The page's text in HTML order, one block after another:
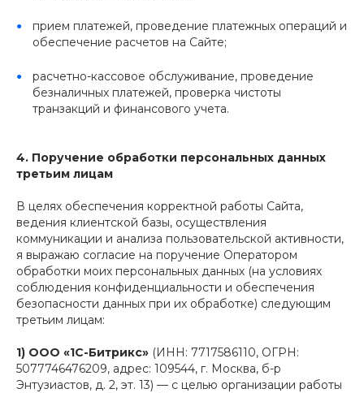
прием платежей, проведение платежных операций и
обеспечение расчетов на Сайте;
расчетно-кассовое обслуживание, проведение
безналичных платежей, проверка чистоты
транзакций и финансового учета.
4. Поручение обработки персональных данных
третьим лицам
В целях обеспечения корректной работы Сайта,
ведения клиентской базы, осуществления
коммуникации и анализа пользовательской активности,
я выражаю согласие на поручение Оператором
обработки моих персональных данных (на условиях
соблюдения конфиденциальности и обеспечения
безопасности данных при их обработке) следующим
третьим лицам:
1) ООО «1С-Битрикс» (ИНН: 7717586110, ОГРН:
5077746476209, адрес: 109544, г. Москва, б-р
Энтузиастов, д. 2, эт. 13) — с целью организации работы